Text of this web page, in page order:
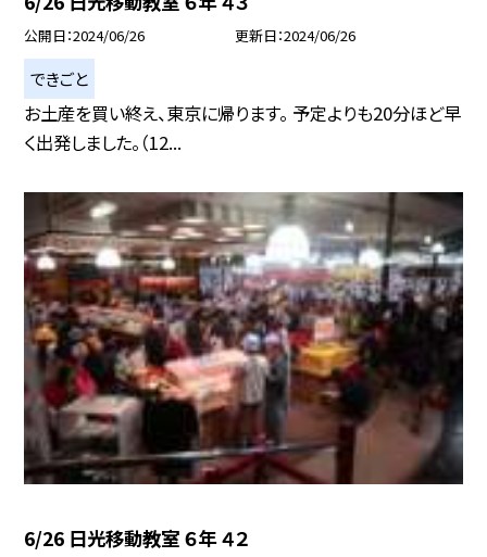
公開日 2024/06/26 更新日 2024/06/26
できごと
お土産を買い終え、東京に帰ります。 予定よりも20分ほど早
く出発しました。（12...
6/26 日光移動教室 ６年 ４２